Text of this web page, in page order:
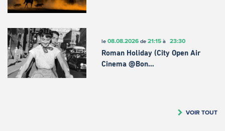
le 08.08.2026de 21:15à 23:30
Roman Holiday (City Open Air
Cinema @Bon…
VOIR TOUT